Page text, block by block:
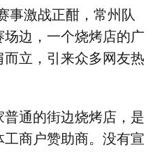
事激战正酣，常州队
边，一个烧烤店的广
立，引来众多网友热
通的街边烧烤店，是
商户赞助商。没有宣